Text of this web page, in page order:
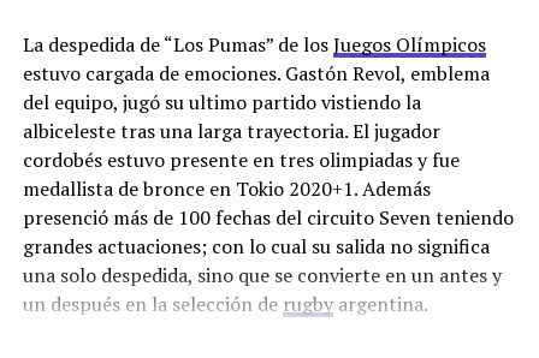
me dijo medalla o
yeso”
¿Como viviste los Juegos Olímpicos desde
adentro?
La despedida de “Los Pumas” de losJuegos Olímpicos
estuvo cargada de emociones. Gastón Revol, emblema
del equipo, jugó su ultimo partido vistiendo la
albiceleste tras una larga trayectoria. El jugador
cordobés estuvo presente en tres olimpiadas y fue
medallista de bronce en Tokio 2020+1. Además
presenció más de 100 fechas del circuito Seven teniendo
grandes actuaciones; con lo cual su salida no significa
una solo despedida, sino que se convierte en un antes y
un después en la selección de rugbyargentina.